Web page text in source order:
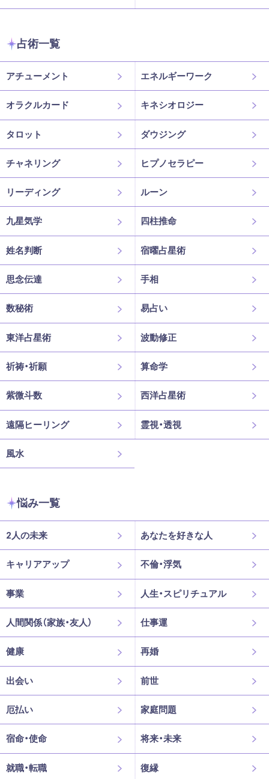
占術一覧
アチューメント エネルギーワーク
オラクルカード キネシオロジー
タロット ダウジング
チャネリング ヒプノセラピー
リーディング ルーン
九星気学 四柱推命
姓名判断 宿曜占星術
思念伝達 手相
数秘術 易占い
東洋占星術 波動修正
祈祷・祈願 算命学
紫微斗数 西洋占星術
遠隔ヒーリング 霊視・透視
風水
悩み一覧
2人の未来 あなたを好きな人
キャリアアップ 不倫・浮気
事業 人生・スピリチュアル
人間関係（家族・友人） 仕事運
健康 再婚
出会い 前世
厄払い 家庭問題
宿命・使命 将来・未来
就職・転職 復縁